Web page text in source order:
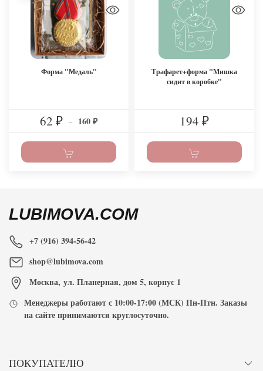
Форма "Медаль"
62 ₽ – 160 ₽
Трафарет+форма "Мишка
сидит в коробке"
194 ₽
LUBIMOVA.COM
+7 (916) 394-56-42
shop@lubimova.com
Москва, ул. Планерная, дом 5, корпус 1
Менеджеры работают с 10:00-17:00(МСК) Пн-Птн. Заказы
на сайте принимаются круглосуточно.
ПОКУПАТЕЛЮ